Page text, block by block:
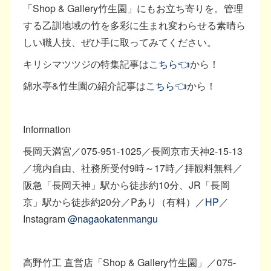
「Shop & Gallery竹生園」にもお立ち寄りを。管理
する乙訓地域の竹を多彩に生まれ変わらせる素晴ら
しい職人技、ぜひ手に取ってみてください。
キリシマツツジの特集記事はこちら👈から！
錦水亭&竹生園の紹介記事はこちら👈から！
Information
長岡天満宮／075-951-1025／長岡京市天神2-15-13
／境内自由、社務所受付9時～17時／拝観料無料／
阪急「長岡天神」駅から徒歩約10分、JR「長岡
京」駅から徒歩約20分／Pあり（有料）／HP／
Instagram@nagaokatenmangu
高野竹工 直営店「Shop & Gallery竹生園」／075-